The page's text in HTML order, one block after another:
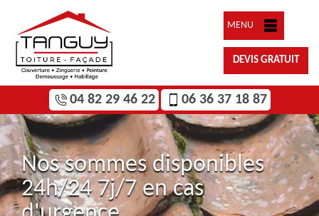
MENU
DEVIS GRATUIT
04 82 29 46 22 06 36 37 18 87
Nos sommes disponibles
24h/24 7j/7 en cas